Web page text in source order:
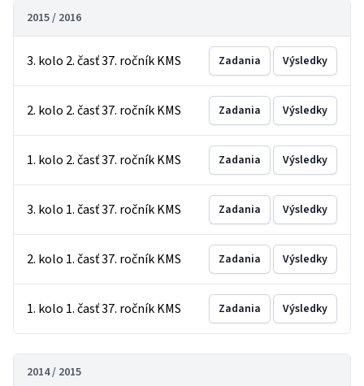
2015 / 2016
3. kolo 2. časť 37. ročník KMS Zadania Výsledky
2. kolo 2. časť 37. ročník KMS Zadania Výsledky
1. kolo 2. časť 37. ročník KMS Zadania Výsledky
3. kolo 1. časť 37. ročník KMS Zadania Výsledky
2. kolo 1. časť 37. ročník KMS Zadania Výsledky
1. kolo 1. časť 37. ročník KMS Zadania Výsledky
2014 / 2015